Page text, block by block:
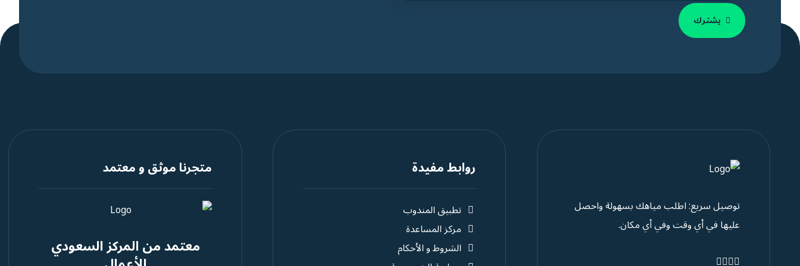
يشترك
توصيل سريع: اطلب مياهك بسهولة واحصل
عليها في أي وقت وفي أي مكان.
روابط مفيدة
تطبيق المندوب
مركز المساعدة
الشروط و الأحكام
متجرنا موثق و معتمد
معتمد من المركز السعودي